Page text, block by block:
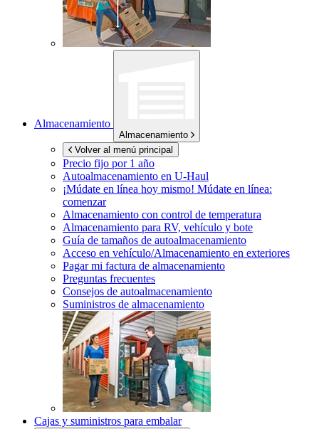
Almacenamiento
Almacenamiento
Volver al menú principal
Precio fijo por 1 año
Autoalmacenamiento en U-Haul
¡Múdate en línea hoy mismo! Múdate en línea:
comenzar
Almacenamiento con control de temperatura
Almacenamiento para RV, vehículo y bote
Guía de tamaños de autoalmacenamiento
Acceso en vehículo/Almacenamiento en exteriores
Pagar mi factura de almacenamiento
Preguntas frecuentes
Consejos de autoalmacenamiento
Suministros de almacenamiento
Cajas y suministros para embalar